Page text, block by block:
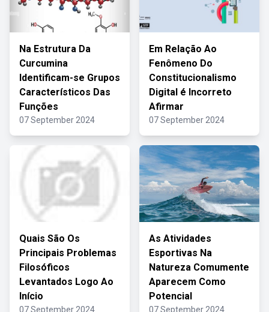
Na Estrutura Da
Curcumina
Identificam-se Grupos
Característicos Das
Funções
07 September 2024
Em Relação Ao
Fenômeno Do
Constitucionalismo
Digital é Incorreto
Afirmar
07 September 2024
Quais São Os
Principais Problemas
Filosóficos
Levantados Logo Ao
Início
07 September 2024
As Atividades
Esportivas Na
Natureza Comumente
Aparecem Como
Potencial
07 September 2024